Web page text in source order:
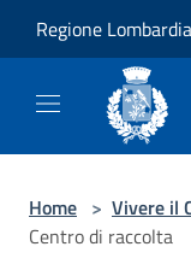
Regione Lombardia
Home > Vivere il
Centro di raccolta